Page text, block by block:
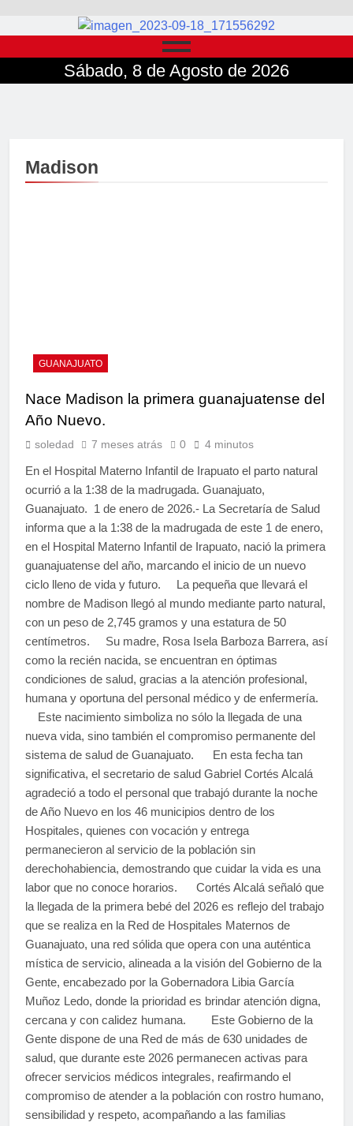
Sábado, 8 de Agosto de 2026
Madison
GUANAJUATO
Nace Madison la primera guanajuatense del
Año Nuevo.
soledad 7 meses atrás 0 4 minutos
En el Hospital Materno Infantil de Irapuato el parto natural
ocurrió a la 1:38 de la madrugada. Guanajuato,
Guanajuato. 1 de enero de 2026.- La Secretaría de Salud
informa que a la 1:38 de la madrugada de este 1 de enero,
en el Hospital Materno Infantil de Irapuato, nació la primera
guanajuatense del año, marcando el inicio de un nuevo
ciclo lleno de vida y futuro. La pequeña que llevará el
nombre de Madison llegó al mundo mediante parto natural,
con un peso de 2,745 gramos y una estatura de 50
centímetros. Su madre, Rosa Isela Barboza Barrera, así
como la recién nacida, se encuentran en óptimas
condiciones de salud, gracias a la atención profesional,
humana y oportuna del personal médico y de enfermería.
Este nacimiento simboliza no sólo la llegada de una
nueva vida, sino también el compromiso permanente del
sistema de salud de Guanajuato. En esta fecha tan
significativa, el secretario de salud Gabriel Cortés Alcalá
agradeció a todo el personal que trabajó durante la noche
de Año Nuevo en los 46 municipios dentro de los
Hospitales, quienes con vocación y entrega
permanecieron al servicio de la población sin
derechohabiencia, demostrando que cuidar la vida es una
labor que no conoce horarios. Cortés Alcalá señaló que
la llegada de la primera bebé del 2026 es reflejo del trabajo
que se realiza en la Red de Hospitales Maternos de
Guanajuato, una red sólida que opera con una auténtica
mística de servicio, alineada a la visión del Gobierno de la
Gente, encabezado por la Gobernadora Libia García
Muñoz Ledo, donde la prioridad es brindar atención digna,
cercana y con calidez humana. Este Gobierno de la
Gente dispone de una Red de más de 630 unidades de
salud, que durante este 2026 permanecen activas para
ofrecer servicios médicos integrales, reafirmando el
compromiso de atender a la población con rostro humano,
sensibilidad y respeto, acompañando a las familias